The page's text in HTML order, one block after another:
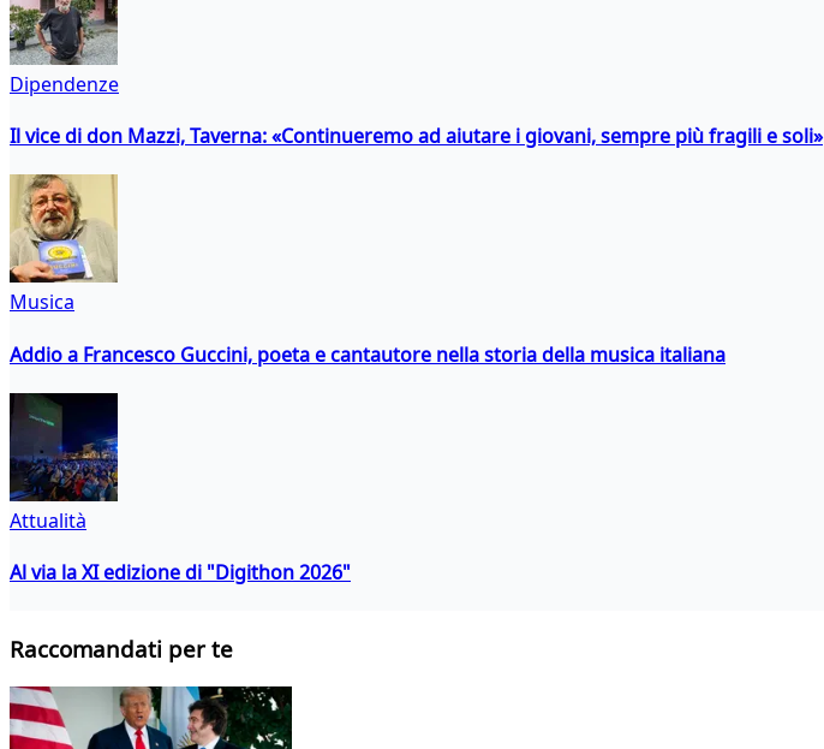
Dipendenze
Il vice di don Mazzi, Taverna: «Continueremo ad aiutare i giovani, sempre più fragili e soli»
Musica
Addio a Francesco Guccini, poeta e cantautore nella storia della musica italiana
Attualità
Al via la XI edizione di "Digithon 2026"
Raccomandati per te